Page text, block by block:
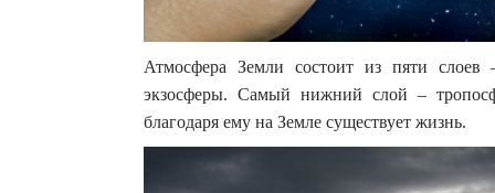
Атмосфера Земли состоит из пяти слоев
экзосферы. Самый нижний слой –
благодаря ему на Земле существует жизнь.